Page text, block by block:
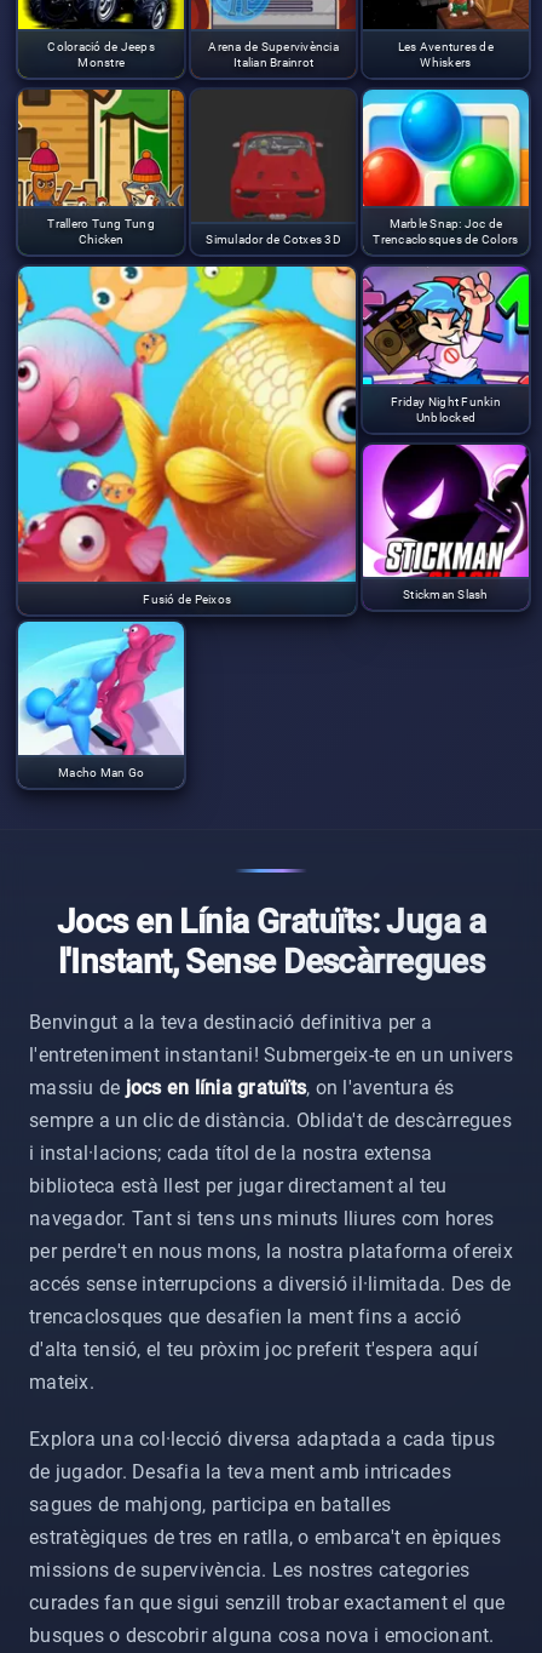
Coloració de Jeeps
Monstre
Arena de Supervivència
Italian Brainrot
Les Aventures de
Whiskers
Trallero Tung Tung
Chicken
Simulador de Cotxes 3D
Fusió de Peixos
Marble Snap: Joc de
Trencaclosques de Colors
Friday Night Funkin
Unblocked
Stickman Slash
Macho Man Go
Jocs en Línia Gratuïts: Juga a
l'Instant, Sense Descàrregues
Benvingut a la teva destinació definitiva per a
l'entreteniment instantani! Submergeix-te en un univers
massiu de jocs en línia gratuïts, on l'aventura és
sempre a un clic de distància. Oblida't de descàrregues
i instal·lacions; cada títol de la nostra extensa
biblioteca està llest per jugar directament al teu
navegador. Tant si tens uns minuts lliures com hores
per perdre't en nous mons, la nostra plataforma ofereix
accés sense interrupcions a diversió il·limitada. Des de
trencaclosques que desafien la ment fins a acció
d'alta tensió, el teu pròxim joc preferit t'espera aquí
mateix.
Explora una col·lecció diversa adaptada a cada tipus
de jugador. Desafia la teva ment amb intricades
sagues de mahjong, participa en batalles
estratègiques de tres en ratlla, o embarca't en èpiques
missions de supervivència. Les nostres categories
curades fan que sigui senzill trobar exactament el que
busques o descobrir alguna cosa nova i emocionant.